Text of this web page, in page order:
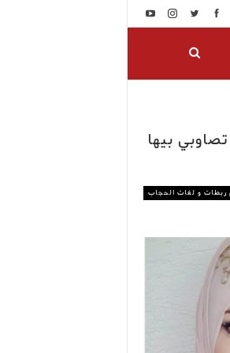
بيها
ربطات و لفات الحجاب